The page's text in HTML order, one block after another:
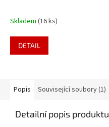
Skladem (16 ks)
DETAIL
Popis Související soubory (1)
Detailní popis produktu